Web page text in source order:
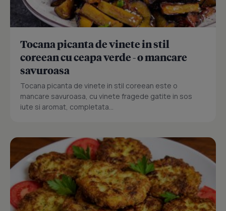
Tocana picanta de vinete in stil
coreean cu ceapa verde - o mancare
savuroasa
Tocana picanta de vinete in stil coreean este o
mancare savuroasa, cu vinete fragede gatite in sos
iute si aromat, completata...